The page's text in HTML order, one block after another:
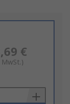
€
MwSt.)